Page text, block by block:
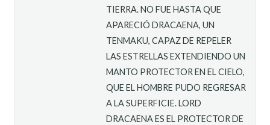
TIERRA. NO FUE HASTA QUE
APARECIÓ DRACAENA, UN
TENMAKU, CAPAZ DE REPELER
LAS ESTRELLAS EXTENDIENDO UN
MANTO PROTECTOR EN EL CIELO,
QUE EL HOMBRE PUDO REGRESAR
A LA SUPERFICIE. LORD
DRACAENA ES EL PROTECTOR DE